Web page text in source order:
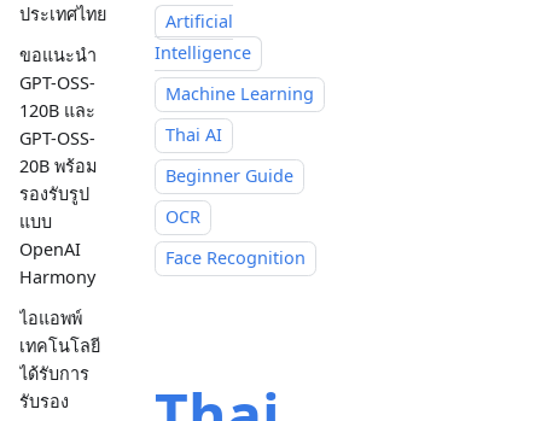
ประเทศไทย
ขอแนะนำ
GPT-OSS-
120B และ
GPT-OSS-
20B พร้อม
รองรับรูป
แบบ
OpenAI
Harmony
ไอแอพพ์
เทคโนโลยี
ได้รับการ
รับรอง
Artificial
Intelligence
Machine Learning
Thai AI
Beginner Guide
OCR
Face Recognition